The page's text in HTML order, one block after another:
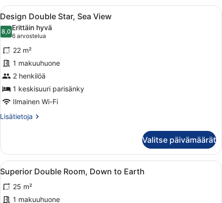
Partial
Sea
View
Avaa
kaikki
huonetyypin
Design
Double
Star,
Sea
View
kuvat
Moderni hotellihuone, jossa on
8
Design Double Star, Sea View
8,08,0 kautta 10
Erittäin hyvä
6 arvostelua
(6
arvostelua)
22 m²
1 makuuhuone
2 henkilöä
1 keskisuuri parisänky
Ilmainen Wi-Fi
Lisätietoja
Lisätietoja
Star,
Sea
View
Valitse päivämäärät
Avaa
kaikki
huonetyypin
Superior
Moderni hotellihuone, jossa on
8
Superior Double Room, Down to Earth
25 m²
1 makuuhuone